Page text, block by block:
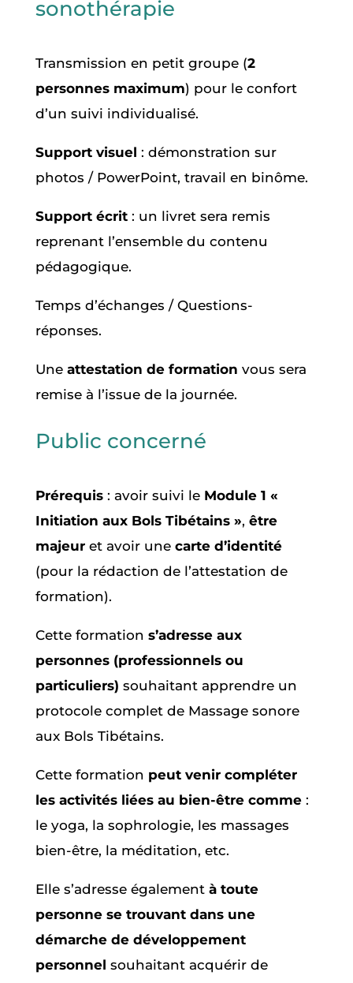
sonothérapie
Transmission en petit groupe (2
personnes maximum) pour le confort
d’un suivi individualisé.
Support visuel : démonstration sur
photos / PowerPoint, travail en binôme.
Support écrit: un livret sera remis
reprenant l’ensemble du contenu
pédagogique.
Temps d’échanges / Questions-
réponses.
Uneattestation de formation vous sera
remise à l’issue de la journée.
Public concerné
Prérequis: avoir suivi le Module 1 «
Initiation aux Bols Tibétains », être
majeuret avoir une carte d’identité
(pour la rédaction de l’attestation de
formation).
Cette formation s’adresse aux
personnes (professionnels ou
particuliers) souhaitant apprendre un
protocole complet de Massage sonore
aux Bols Tibétains.
Cette formation peut venir compléter
les activités liées au bien-être comme:
le yoga, la sophrologie, les massages
bien-être, la méditation, etc.
Elle s’adresse également à toute
personne se trouvant dans une
démarche de développement
personnel souhaitant acquérir de